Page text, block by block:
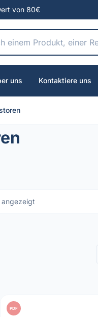
von 80€
uns Kontaktiere uns
angezeigt
PDF